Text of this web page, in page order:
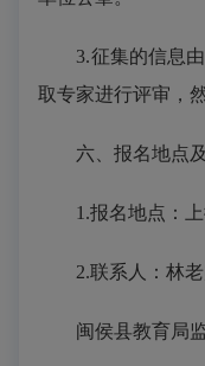
3.征集的信息
取专家进行评审，
六、报名地点
1.报名地点：
2.联系人： 林
闽侯县教育局